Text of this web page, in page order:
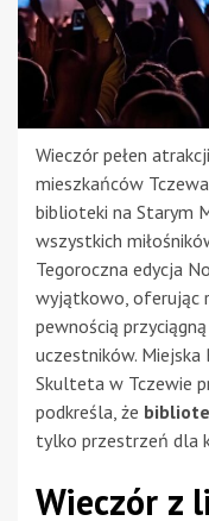
Wieczór pełen
mieszkańców
biblioteki na Starym
wszystkich
Tegoroczna edycja
wyjątkowo, oferując
pewnością
uczestników. Miejska
Skulteta w Tczewie
podkreśla, że
tylko przestrzeń dla
Wieczór z